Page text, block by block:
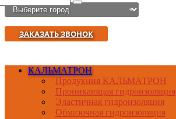
ЗАКАЗАТЬ ЗВОНОК
КАЛЬМАТРОН
Продукция КАЛЬМАТРОН
Проникающая гидроизоляция
Эластичная гидроизоляция
Обмазочная гидроизоляция